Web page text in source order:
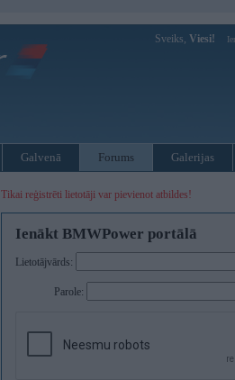
Sveiks, Viesi!
Galvenā Forums Galerijas
Tikai reģistrēti lietotāji var pievienot atbildes!
Ienākt BMWPower portālā
Lietotājvārds:
Parole: